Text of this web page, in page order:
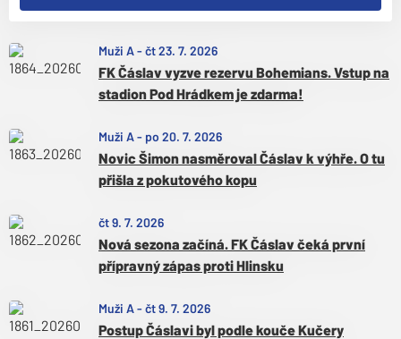
Muži A-čt 23. 7. 2026
FK Čáslav vyzve rezervu Bohemians. Vstup na
stadion Pod Hrádkem je zdarma!
Muži A- po 20. 7. 2026
Novic Šimon nasměroval Čáslav k výhře. O tu
přišla z pokutového kopu
čt 9. 7. 2026
Nová sezona začíná. FK Čáslav čeká první
přípravný zápas proti Hlinsku
Muži A-čt 9. 7. 2026
Postup Čáslavi byl podle kouče Kučery